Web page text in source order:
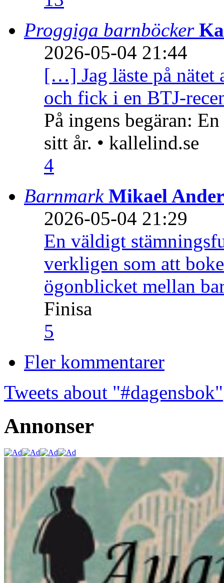
Proggiga barnböcker
2026-05-04 21:44
[…] Jag läste på nätet
och fick i en BTJ-
På ingens begäran:
sitt år. • kallelind.se
4
Barnmark Mikael
2026-05-04 21:29
En väldigt
verkligen som att
ögonblicket mellan
Finisa
5
Fler kommentarer
Tweets about "#dagensbok"
Annonser